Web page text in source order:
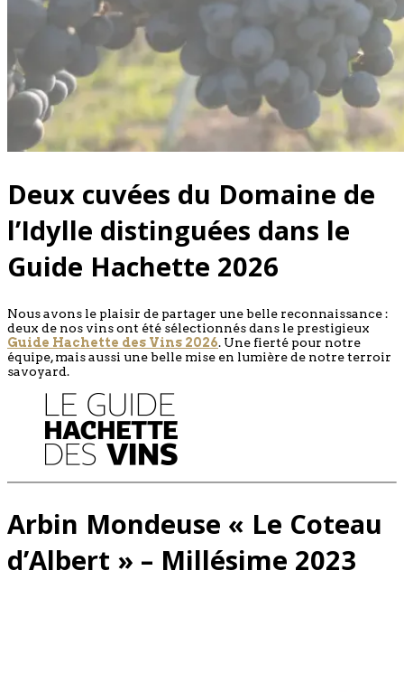
Deux cuvées du Domaine de
l’Idylle distinguées dans le
Guide Hachette 2026
Nous avons le plaisir de partager une belle reconnaissance :
deux de nos vins ont été sélectionnés dans le prestigieux
Guide Hachette des Vins 2026. Une fierté pour notre
équipe, mais aussi une belle mise en lumière de notre terroir
savoyard.
Arbin Mondeuse « Le Coteau
d’Albert » – Millésime 2023